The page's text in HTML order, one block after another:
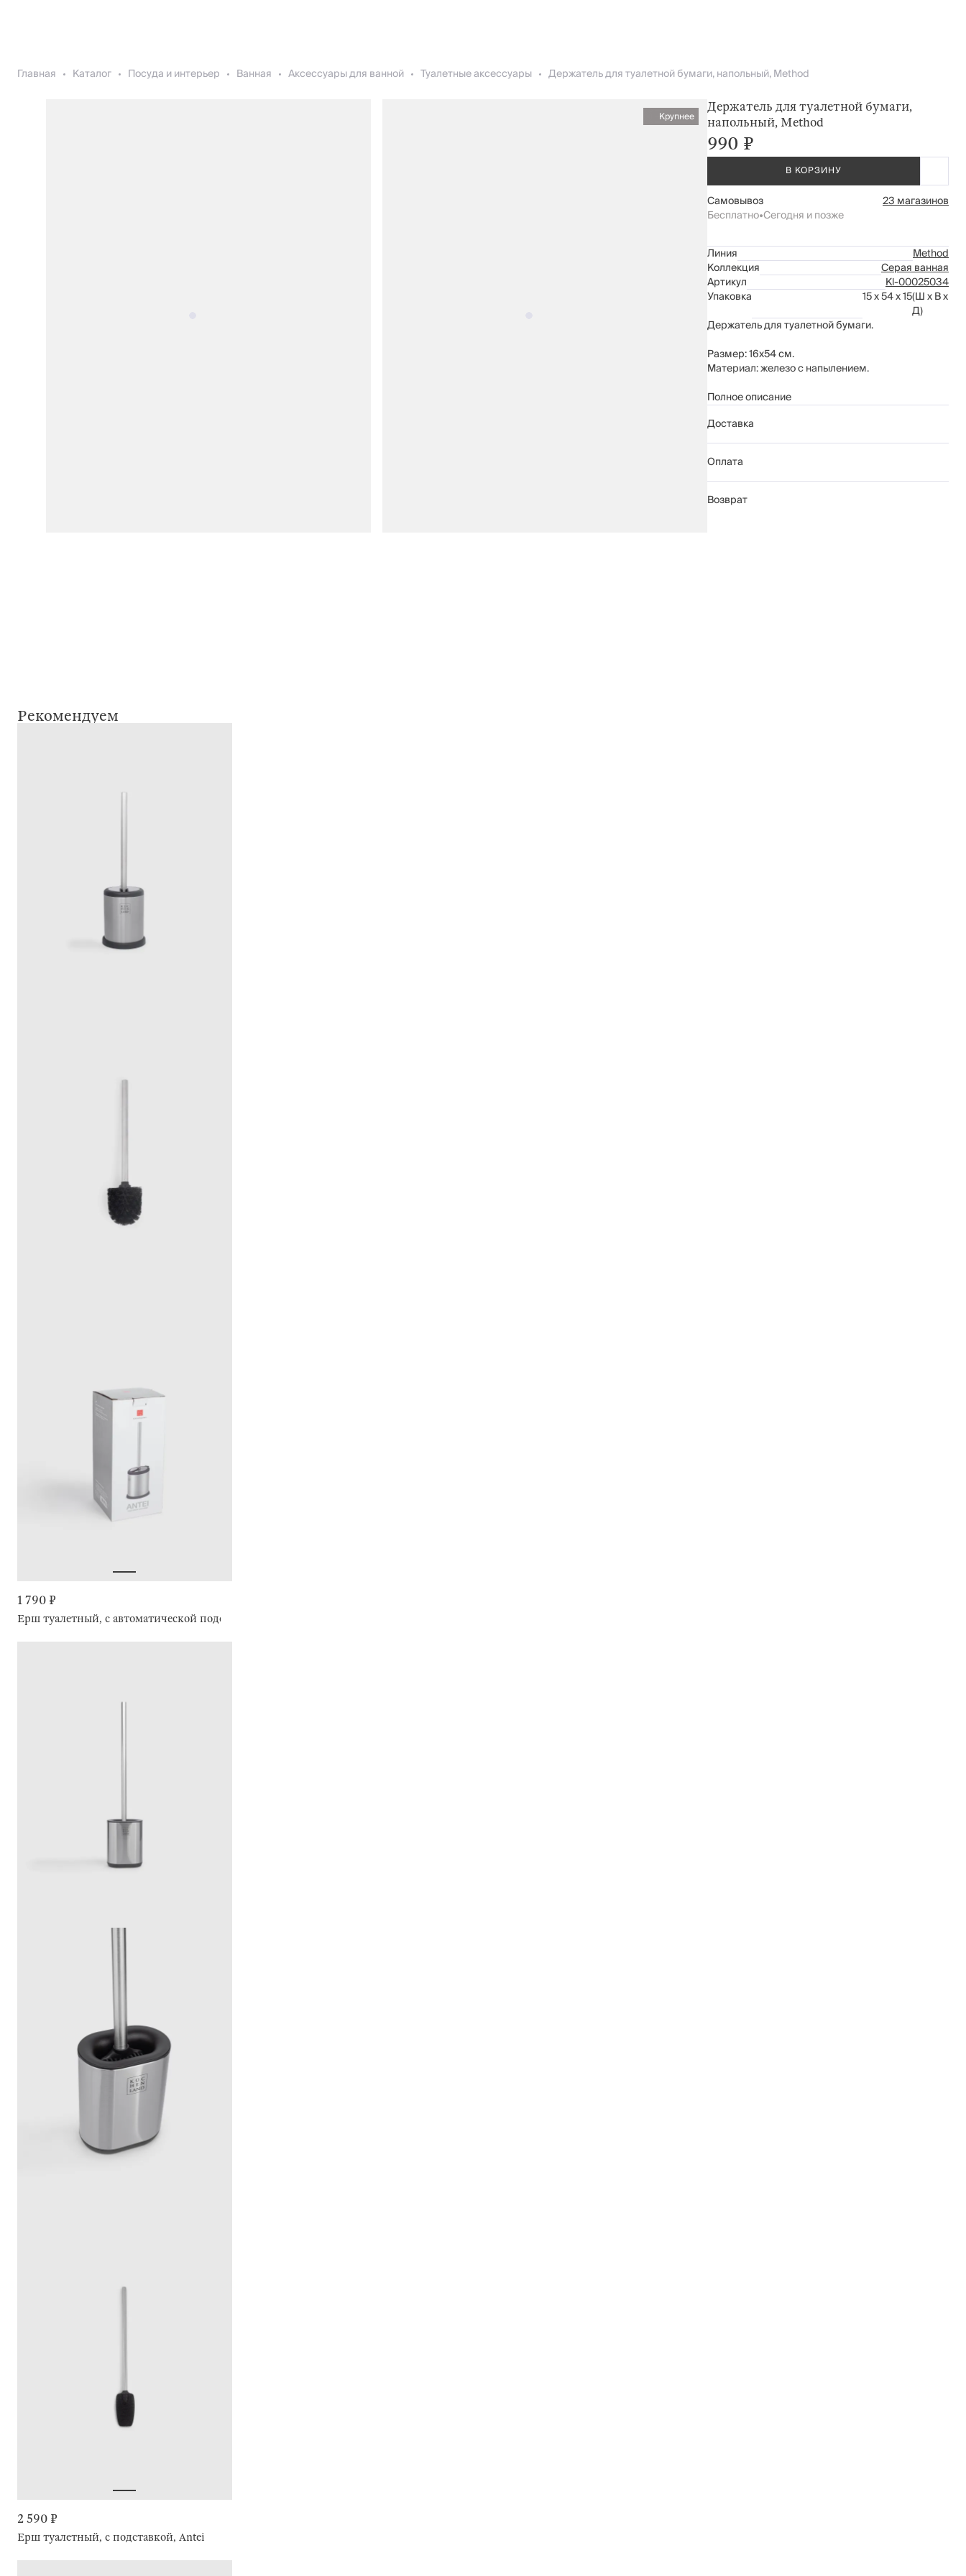
Главная Каталог Посуда и интерьер Ванная Аксессуары для ванной Туалетные аксессуары Держатель для туалетной бумаги, напольный, Method
Крупнее
Держатель для туалетной бумаги,
напольный, Method
990 ₽
В КОРЗИНУ
Самовывоз
23 магазинов
Бесплатно•Сегодня и позже
Линия
Method
Коллекция
Серая ванная
Артикул
Kl-00025034
Упаковка
15 x 54 x 15(Ш x В x
Д)
Держатель для туалетной бумаги.
Размер: 16х54 см.
Материал: железо с напылением.
Предназначен для компактного хранения
Рекомендуется протирать мягкой влажной
тканью.
Полное описание
Доставка
Оплата
Возврат
Рекомендуем
1 790 ₽
Ерш туалетный, с автоматической подставкой, Antei
2 590 ₽
Ерш туалетный, с подставкой, Antei